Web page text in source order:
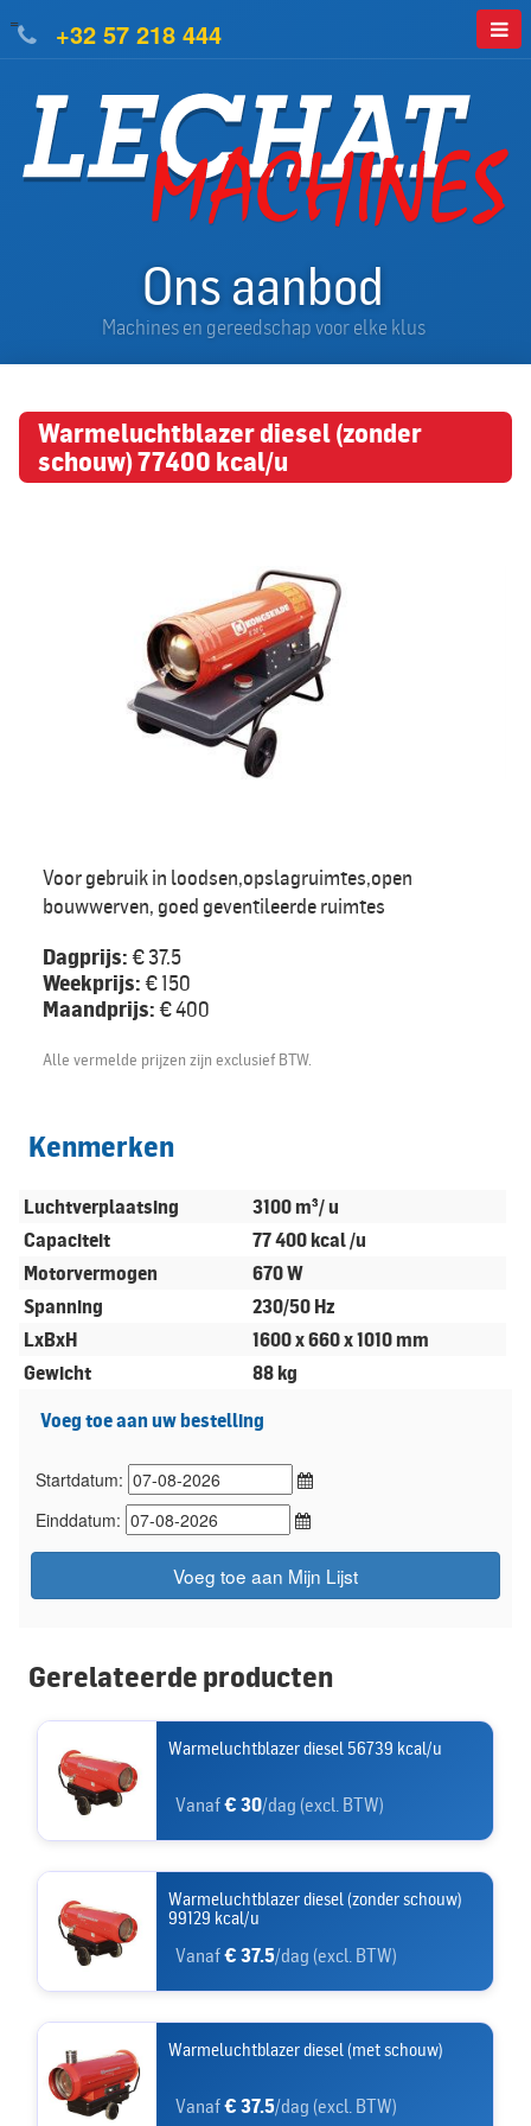
+32 57 218 444
=
Ons aanbod
Machines en gereedschap voor elke klus
Warmeluchtblazer diesel (zonder
schouw) 77400 kcal/u
Voor gebruik in loodsen,opslagruimtes,open
bouwwerven, goed geventileerde ruimtes
Dagprijs: € 37.5
Weekprijs: € 150
Maandprijs: € 400
Alle vermelde prijzen zijn exclusief BTW.
Kenmerken
Luchtverplaatsing
3100 m³/ u
Capaciteit
77 400 kcal /u
Motorvermogen
670 W
Spanning
230/50 Hz
LxBxH
1600 x 660 x 1010 mm
Gewicht
88 kg
Voeg toe aan uw bestelling
Startdatum:
Einddatum:
Voeg toe aan Mijn Lijst
Gerelateerde producten
Warmeluchtblazer diesel 56739 kcal/u
Vanaf€ 30/dag (excl. BTW)
Warmeluchtblazer diesel (zonder schouw)
99129 kcal/u
Vanaf€ 37.5/dag (excl. BTW)
Warmeluchtblazer diesel (met schouw)
Vanaf€ 37.5/dag (excl. BTW)